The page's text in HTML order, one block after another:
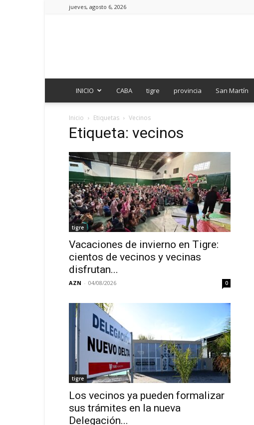
jueves, agosto 6, 2026
INICIO CABA tigre provincia San Martín
Inicio Etiquetas Vecinos
Etiqueta: vecinos
tigre
Vacaciones de invierno en Tigre:
cientos de vecinos y vecinas
disfrutan...
AZN - 04/08/2026 0
tigre
Los vecinos ya pueden formalizar
sus trámites en la nueva
Delegación...